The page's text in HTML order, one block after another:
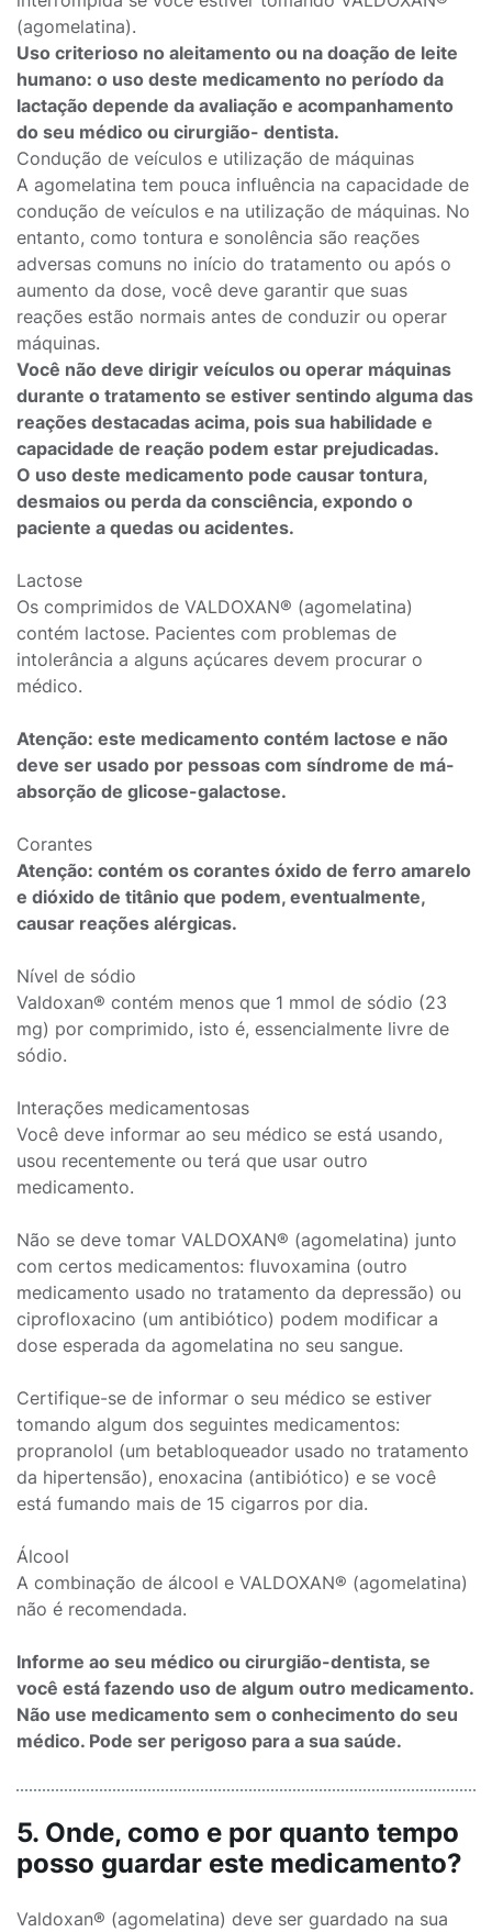
(agomelatina).
Uso criterioso no aleitamento ou na doação de leite
humano: o uso deste medicamento no período da
lactação depende da avaliação e acompanhamento
do seu médico ou cirurgião- dentista.
Condução de veículos e utilização de máquinas
A agomelatina tem pouca influência na capacidade de
condução de veículos e na utilização de máquinas. No
entanto, como tontura e sonolência são reações
adversas comuns no início do tratamento ou após o
aumento da dose, você deve garantir que suas
reações estão normais antes de conduzir ou operar
máquinas.
Você não deve dirigir veículos ou operar máquinas
durante o tratamento se estiver sentindo alguma das
reações destacadas acima, pois sua habilidade e
capacidade de reação podem estar prejudicadas.
O uso deste medicamento pode causar tontura,
desmaios ou perda da consciência, expondo o
paciente a quedas ou acidentes.
Lactose
Os comprimidos de VALDOXAN® (agomelatina)
contém lactose. Pacientes com problemas de
intolerância a alguns açúcares devem procurar o
médico.
Atenção: este medicamento contém lactose e não
deve ser usado por pessoas com síndrome de má-
absorção de glicose-galactose.
Corantes
Atenção: contém os corantes óxido de ferro amarelo
e dióxido de titânio que podem, eventualmente,
causar reações alérgicas.
Nível de sódio
Valdoxan® contém menos que 1 mmol de sódio (23
mg) por comprimido, isto é, essencialmente livre de
sódio.
Interações medicamentosas
Você deve informar ao seu médico se está usando,
usou recentemente ou terá que usar outro
medicamento.
Não se deve tomar VALDOXAN® (agomelatina) junto
com certos medicamentos: fluvoxamina (outro
medicamento usado no tratamento da depressão) ou
ciprofloxacino (um antibiótico) podem modificar a
dose esperada da agomelatina no seu sangue.
Certifique-se de informar o seu médico se estiver
tomando algum dos seguintes medicamentos:
propranolol (um betabloqueador usado no tratamento
da hipertensão), enoxacina (antibiótico) e se você
está fumando mais de 15 cigarros por dia.
Álcool
A combinação de álcool e VALDOXAN® (agomelatina)
não é recomendada.
Informe ao seu médico ou cirurgião-dentista, se
você está fazendo uso de algum outro medicamento.
Não use medicamento sem o conhecimento do seu
médico. Pode ser perigoso para a sua saúde.
5. Onde, como e por quanto tempo
posso guardar este medicamento?
Valdoxan® (agomelatina) deve ser guardado na sua